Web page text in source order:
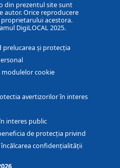
din prezentul site sunt
autor. Orice reproducere
acestora.
DigiLOCAL 2025.
prelucarea și protecția
modulelor cookie
avertizorilor în interes
interes public
de protecția privind
confidențialității